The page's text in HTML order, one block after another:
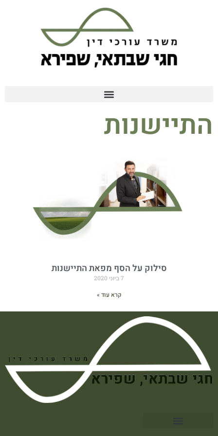
התיישנות
סילוק על הסף מפאת התיישנות
7 ביוני 2020
קרא עוד »